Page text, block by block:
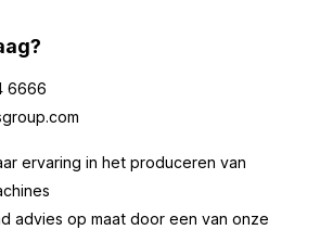
6666
ervaring in het produceren van
advies op maat door een van onze